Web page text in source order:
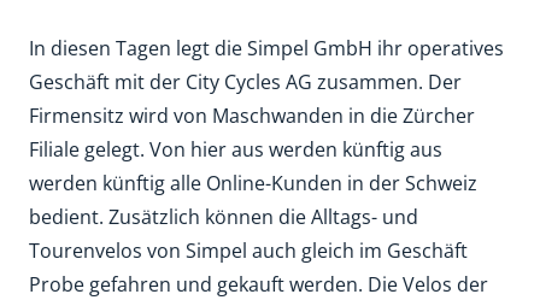
In diesen Tagen legt die Simpel GmbH ihr operatives
Geschäft mit der City Cycles AG zusammen. Der
Firmensitz wird von Maschwanden in die Zürcher
Filiale gelegt. Von hier aus werden künftig aus
werden künftig alle Online-Kunden in der Schweiz
bedient. Zusätzlich können die Alltags- und
Tourenvelos von Simpel auch gleich im Geschäft
Probe gefahren und gekauft werden. Die Velos der